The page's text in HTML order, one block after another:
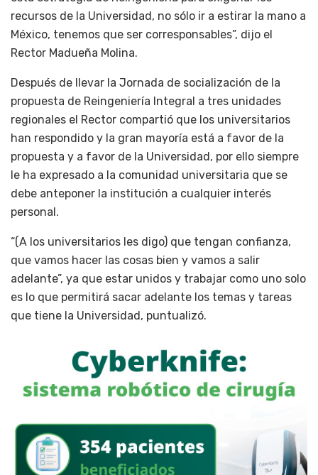
recursos de la Universidad, no sólo ir a estirar la mano a
México, tenemos que ser corresponsables”, dijo el
Rector Madueña Molina.
Después de llevar la Jornada de socialización de la
propuesta de Reingeniería Integral a tres unidades
regionales el Rector compartió que los universitarios
han respondido y la gran mayoría está a favor de la
propuesta y a favor de la Universidad, por ello siempre
le ha expresado a la comunidad universitaria que se
debe anteponer la institución a cualquier interés
personal.
“(A los universitarios les digo) que tengan confianza,
que vamos hacer las cosas bien y vamos a salir
adelante”, ya que estar unidos y trabajar como uno solo
es lo que permitirá sacar adelante los temas y tareas
que tiene la Universidad, puntualizó.